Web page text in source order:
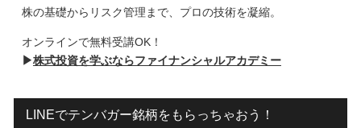
株の基礎からリスク管理まで、プロの技術を凝縮。
オンラインで無料受講OK！
▶株式投資を学ぶならファイナンシャルアカデミー
LINEでテンバガー銘柄をもらっちゃおう！